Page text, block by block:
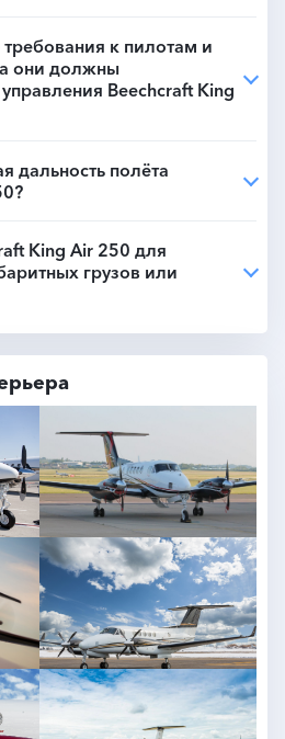
к пилотам и
они должны
Beechcraft King
дальность полёта
King Air 250 для
грузов или